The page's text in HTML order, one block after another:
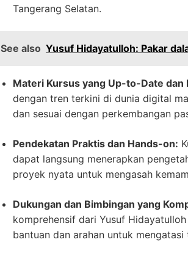
Tangerang Selatan.
See also Yusuf Hidayatulloh: Pakar
Materi Kursus yang Up-to-Date dan
dengan tren terkini di dunia digital
dan sesuai dengan perkembangan
Pendekatan Praktis dan Hands-on:
dapat langsung menerapkan
proyek nyata untuk mengasah
Dukungan dan Bimbingan yang
komprehensif dari Yusuf
bantuan dan arahan untuk